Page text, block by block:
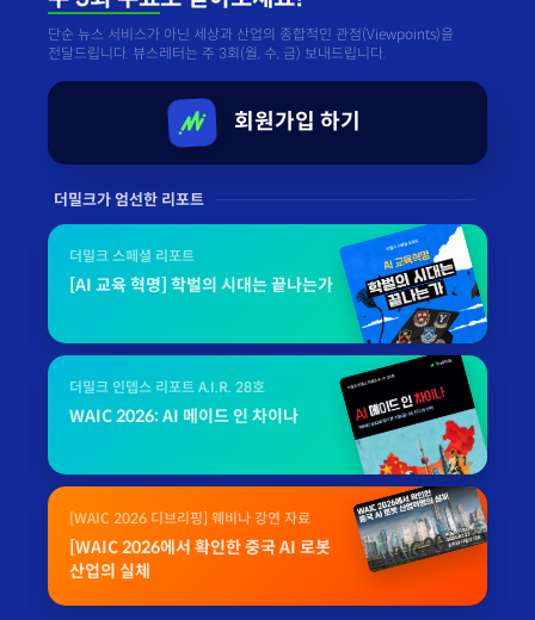
단순 뉴스 서비스가 아닌 세상과 산업의 종합적인 관점(Viewpoints)을
전달드립니다. 뷰스레터는 주 3회(월, 수, 금) 보내드립니다.
회원가입 하기
더밀크가 엄선한 리포트
더밀크 스페셜 리포트
[AI 교육 혁명] 학벌의 시대는 끝나는가
더밀크 인뎁스 리포트 A.I.R. 28호
WAIC 2026: AI 메이드 인 차이나
[WAIC 2026 디브리핑] 웨비나 강연 자료
[WAIC 2026에서 확인한 중국 AI 로봇
산업의 실체